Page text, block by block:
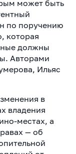
может быть
по поручению
которая
должны
Авторами
Ильяс
в
владения
местах, а
— об